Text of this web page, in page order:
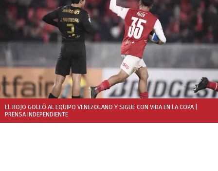
EL ROJO GOLEÓ AL EQUIPO VENEZOLANO Y SIGUE CON VIDA EN LA COPA
PRENSA INDEPENDIENTE